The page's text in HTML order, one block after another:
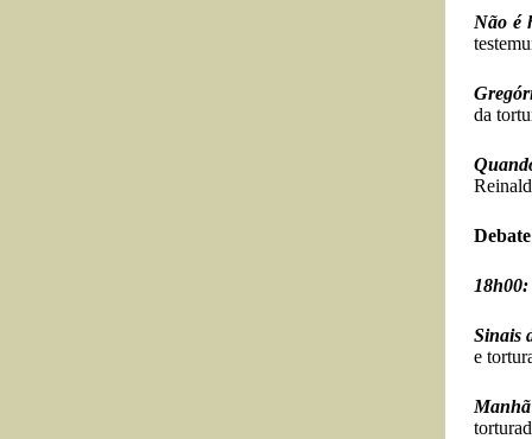
Não é
da
Debate
Sinais
e